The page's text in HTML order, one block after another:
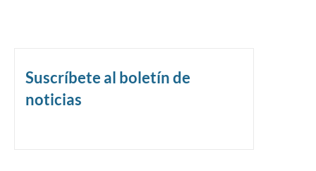
Suscríbete al boletín de
noticias